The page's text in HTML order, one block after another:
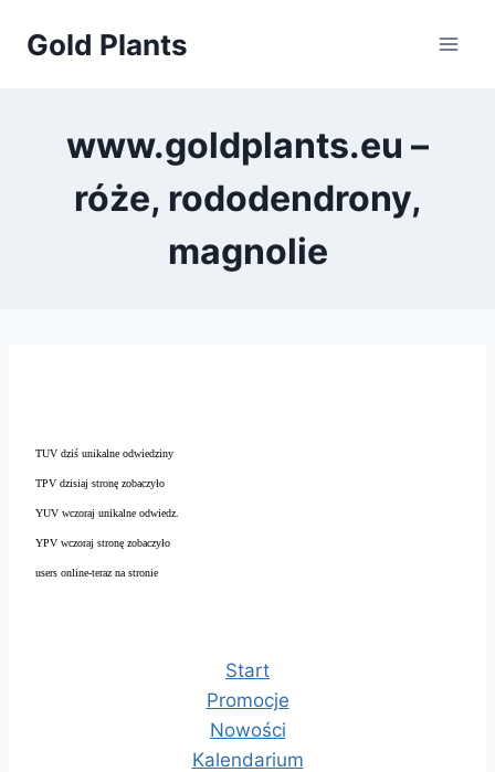
Gold Plants
www.goldplants.eu –
róże, rododendrony,
magnolie
TUV dziś unikalne odwiedziny
TPV dzisiaj stronę zobaczyło
YUV wczoraj unikalne odwiedz.
YPV wczoraj stronę zobaczyło
users online-teraz na stronie
Start
Promocje
Nowości
Kalendarium